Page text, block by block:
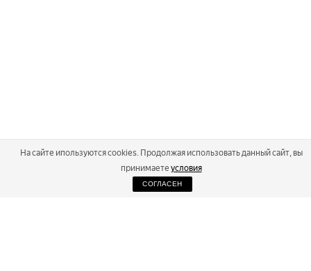
2026
На сайте ипользуются cookies. Продолжая использовать данный сайт, вы
принимаете условия
СОГЛАСЕН